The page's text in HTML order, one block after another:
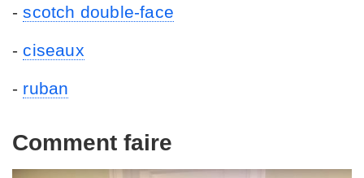
-scotch double-face
- ciseaux
- ruban
Comment faire